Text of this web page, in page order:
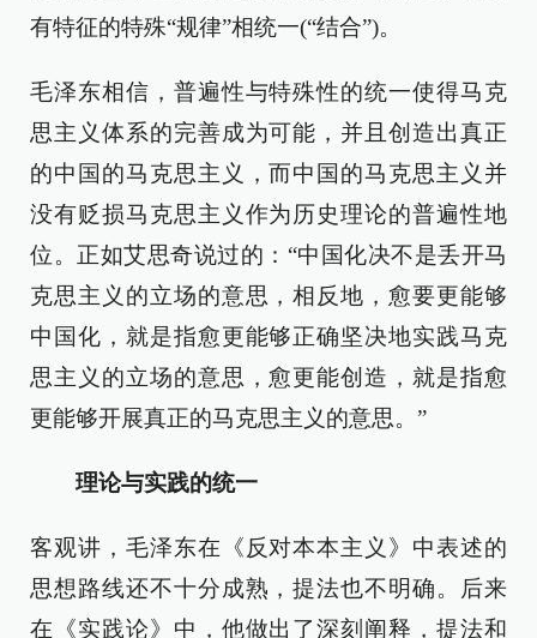
有特征的特殊“规律”相统一(“结合”)。
毛泽东相信，普遍性与特殊性的统一使得马克
思主义体系的完善成为可能，并且创造出真正
的中国的马克思主义，而中国的马克思主义并
没有贬损马克思主义作为历史理论的普遍性地
位。正如艾思奇说过的：“中国化决不是丢开马
克思主义的立场的意思，相反地，愈要更能够
中国化，就是指愈更能够正确坚决地实践马克
思主义的立场的意思，愈更能创造，就是指愈
更能够开展真正的马克思主义的意思。”
理论与实践的统一
客观讲，毛泽东在《反对本本主义》中表述的
思想路线还不十分成熟，提法也不明确。后来
在《实践论》中，他做出了深刻阐释，提法和